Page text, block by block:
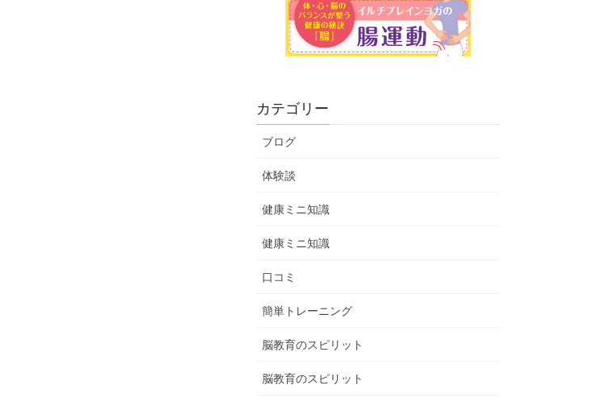
カテゴリー
ブログ
体験談
健康ミニ知識
健康ミニ知識
口コミ
簡単トレーニング
脳教育のスピリット
脳教育のスピリット